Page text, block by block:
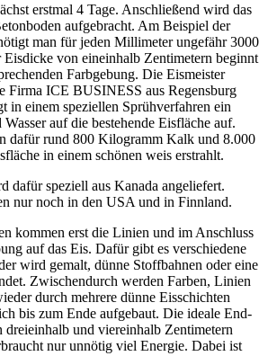
erstmal 4 Tage. Anschließend wird das
aufgebracht. Am Beispiel der
man für jeden Millimeter ungefähr 3000
Eisdicke von eineinhalb Zentimetern beginnt
Farbgebung. Die Eismeister
Firma ICE BUSINESS aus Regensburg
in einem speziellen Sprühverfahren ein
auf die bestehende Eisfläche auf.
dafür rund 800 Kilogramm Kalk und 8.000
in einem schönen weis erstrahlt.
dafür speziell aus Kanada angeliefert.
nur noch in den USA und in Finnland.
kommen erst die Linien und im Anschluss
auf das Eis. Dafür gibt es verschiedene
wird gemalt, dünne Stoffbahnen oder eine
Zwischendurch werden Farben, Linien
durch mehrere dünne Eisschichten
bis zum Ende aufgebaut. Die ideale End-
dreieinhalb und viereinhalb Zentimetern
nur unnötig viel Energie. Dabei ist